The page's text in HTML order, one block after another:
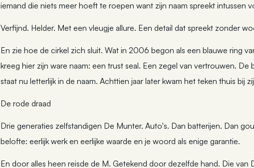
iemand die niets meer hoeft te roepen want zijn naam spreekt intussen
Verfijnd. Helder. Met een vleugje allure. Een detail dat spreekt zonder
En zie hoe de cirkel zich sluit. Wat in 2006 begon als een blauwe ring
kreeg hier zijn ware naam: een trust seal. Een zegel van vertrouwen.
staat nu letterlijk in de naam. Achttien jaar later kwam het teken thuis bij
De rode draad
Drie generaties zelfstandigen De Munter. Auto's. Dan batterijen. Dan
belofte: eerlijk werk en eerlijke waarde en je woord als enige garantie.
En door alles heen reisde de M. Getekend door dezelfde hand. Die van